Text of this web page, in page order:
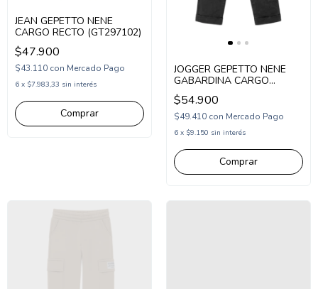
JEAN GEPETTO NENE
CARGO RECTO (GT297102)
$47.900
$43.110 con Mercado Pago
6 x $7.983,33 sin interés
Comprar
JOGGER GEPETTO NENE
GABARDINA CARGO
(GT297105)
$54.900
$49.410 con Mercado Pago
6 x $9.150 sin interés
Comprar